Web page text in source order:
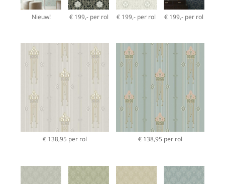
Nieuw! € 199,- per rol € 199,- per rol € 199,- per rol
€ 138,95 per rol € 138,95 per rol